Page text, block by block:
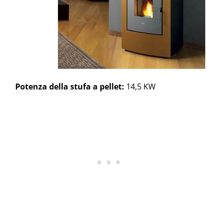
Potenza della stufa a pellet: 14,5 KW